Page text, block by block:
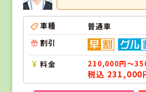
車種
普通車
割引
料金 210,000円～
税込 231,000